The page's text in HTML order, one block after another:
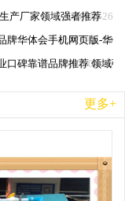
2026-06-26
产厂家领域强者推荐
2026-06-26
牌华体会手机网页版-华
2026-06-26
口碑靠谱品牌推荐 领域
更多+